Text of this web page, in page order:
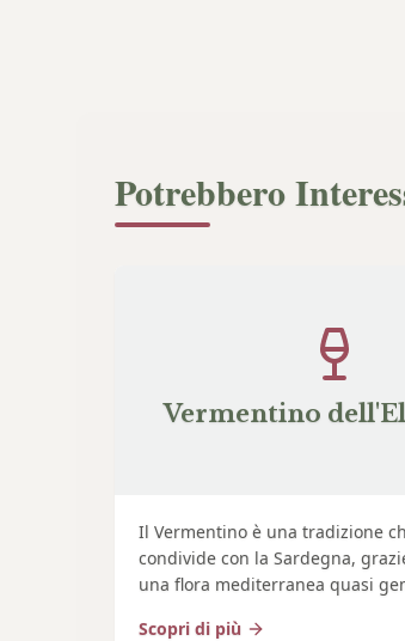
Potrebbero
Vermentino
Il Vermentino è una tradizione
condivide con la Sardegna,
una flora mediterranea quasi
Scopri di più